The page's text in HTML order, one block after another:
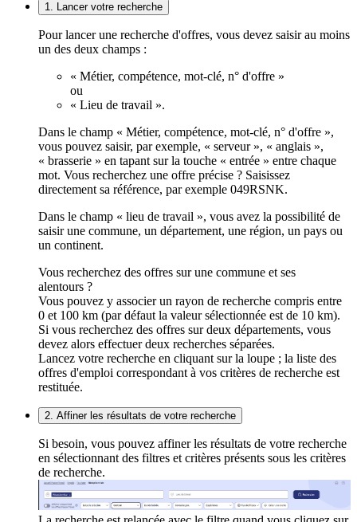
1. Lancer votre recherche
Pour lancer une recherche d'offres, vous devez saisir au moins
un des deux champs :
« Métier, compétence, mot-clé, n° d'offre »
ou
« Lieu de travail ».
Dans le champ « Métier, compétence, mot-clé, n° d'offre »,
vous pouvez saisir, par exemple, « serveur », « anglais »,
« brasserie » en tapant sur la touche « entrée » entre chaque
mot. Vous recherchez une offre précise ? Saisissez
directement sa référence, par exemple 049RSNK.
Dans le champ « lieu de travail », vous avez la possibilité de
saisir une commune, un département, une région, un pays ou
un continent.
Vous recherchez des offres sur une commune et ses
alentours ?
Vous pouvez y associer un rayon de recherche compris entre
0 et 100 km (par défaut la valeur sélectionnée est de 10 km).
Si vous recherchez des offres sur deux départements, vous
devez alors effectuer deux recherches séparées.
Lancez votre recherche en cliquant sur la loupe ; la liste des
offres d'emploi correspondant à vos critères de recherche est
restituée.
2. Affiner les résultats de votre recherche
Si besoin, vous pouvez affiner les résultats de votre recherche
en sélectionnant des filtres et critères présents sous les critères
de recherche.